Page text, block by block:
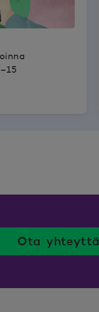
Ota yhteyttä